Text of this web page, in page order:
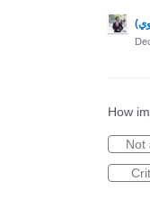
How
Not